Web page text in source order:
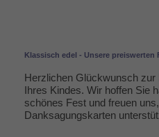
Klassisch edel - Unsere preiswerten
Herzlichen Glückwunsch
Ihres Kindes. Wir hoffen Sie
schönes Fest und freuen
Danksagungskarten